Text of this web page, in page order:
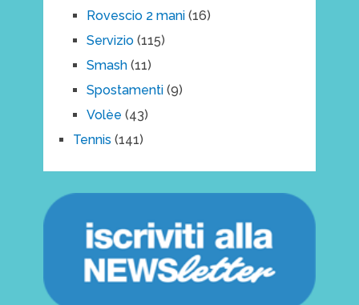
Rovescio 2 mani(16)
Servizio(115)
Smash(11)
Spostamenti(9)
Volèe (43)
Tennis (141)